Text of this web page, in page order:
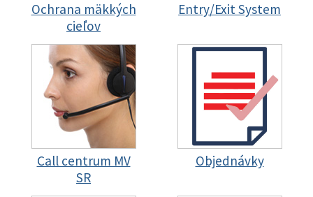
Ochrana mäkkých
cieľov
Entry/Exit System
Call centrum MV
SR
Objednávky